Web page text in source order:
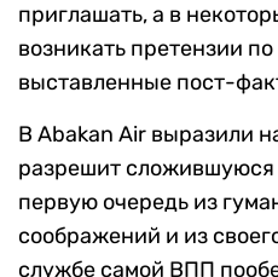
приглашать, а в
возникать претензии
выставленные пост-
В Abakan Air выразили
разрешит сложившуюся
первую очередь из
соображений и из
службе самой ВПП